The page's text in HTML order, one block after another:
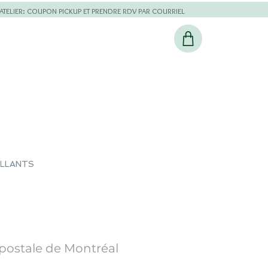
COUPON PICKUP ET PRENDRE RDV PAR COURRIEL
de Montréal